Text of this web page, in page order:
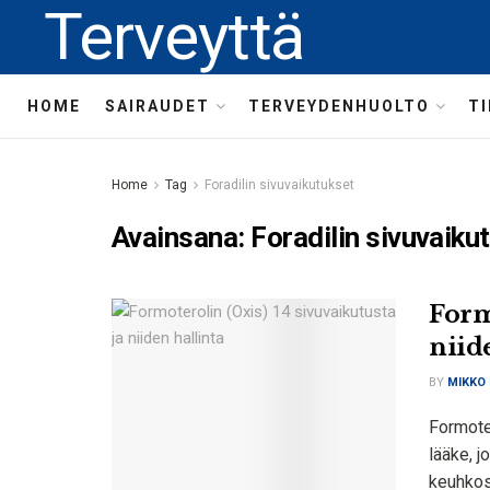
Terveyttä
HOME SAIRAUDET TERVEYDENHUOLTO
Home Tag Foradilin sivuvaikutukset
Avainsana: Foradilin
BY MIKKO
lääke,